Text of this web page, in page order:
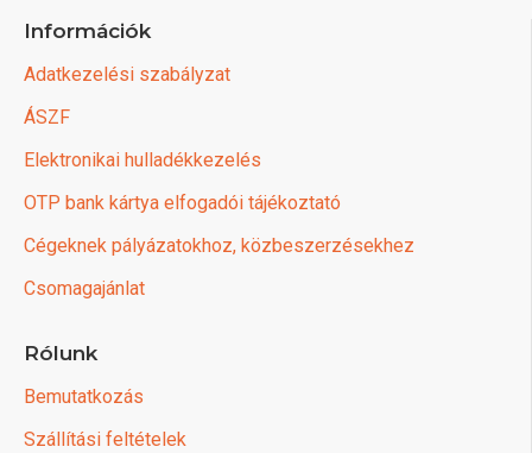
Információk
Adatkezelési szabályzat
ÁSZF
Elektronikai hulladékkezelés
OTP bank kártya elfogadói tájékoztató
Cégeknek pályázatokhoz, közbeszerzésekhez
Csomagajánlat
Rólunk
Bemutatkozás
Szállítási feltételek